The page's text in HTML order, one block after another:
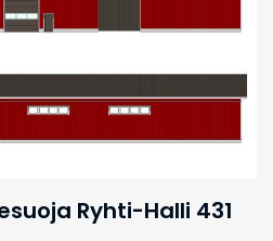
Ryhti-Halli 431